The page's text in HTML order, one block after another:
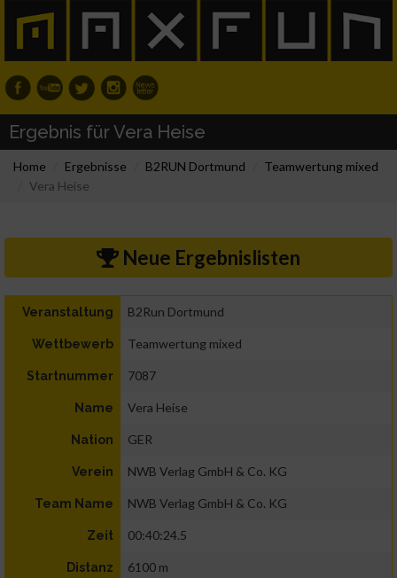
Ergebnis für Vera Heise
Home Ergebnisse B2RUN Dortmund
Teamwertung mixed
Vera Heise
Neue Ergebnislisten
Veranstaltung B2Run Dortmund
Wettbewerb Teamwertung mixed
Startnummer 7087
Name Vera Heise
Nation GER
Verein NWB Verlag GmbH & Co. KG
Team Name NWB Verlag GmbH & Co. KG
Zeit 00:40:24.5
Distanz 6100 m